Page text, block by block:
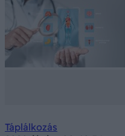
Táplálkozás